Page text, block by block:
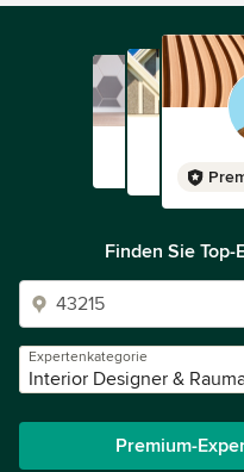
Finden Sie
Expertenkategorie
Interior Designer &
Premium-